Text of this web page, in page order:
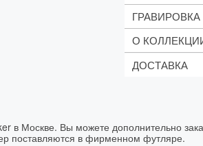
ГРАВИРОВКА
Стоимость:
1 строка
Логотипы -
О
Jotter – одна
ДОСТАВКА
до 13:00
Москве. Вы можете дополнительно
поставляются в фирменном футляре.